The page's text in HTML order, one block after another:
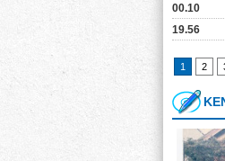
00.10
19.56
1 2